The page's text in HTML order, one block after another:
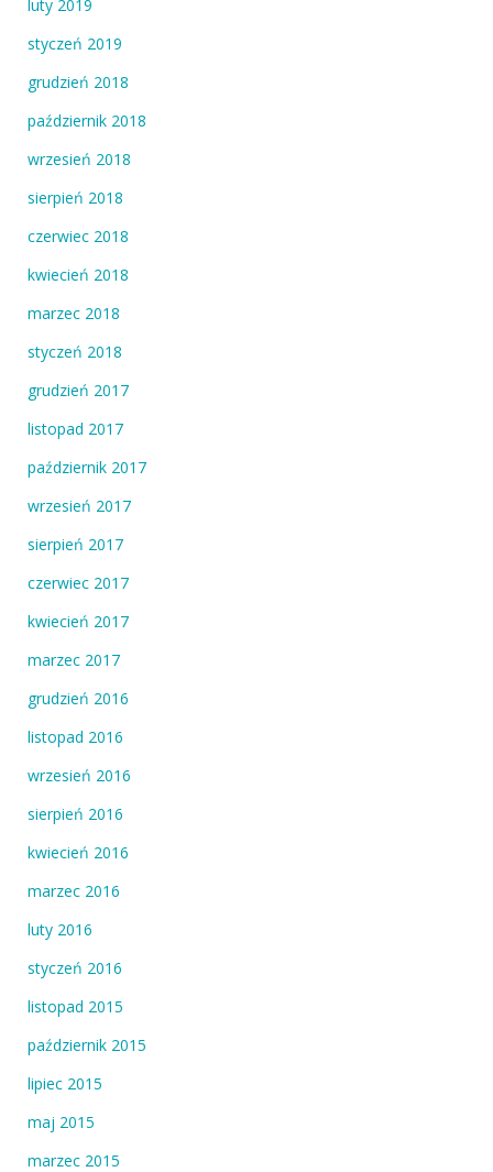
luty 2019
styczeń 2019
grudzień 2018
październik 2018
wrzesień 2018
sierpień 2018
czerwiec 2018
kwiecień 2018
marzec 2018
styczeń 2018
grudzień 2017
listopad 2017
październik 2017
wrzesień 2017
sierpień 2017
czerwiec 2017
kwiecień 2017
marzec 2017
grudzień 2016
listopad 2016
wrzesień 2016
sierpień 2016
kwiecień 2016
marzec 2016
luty 2016
styczeń 2016
listopad 2015
październik 2015
lipiec 2015
maj 2015
marzec 2015